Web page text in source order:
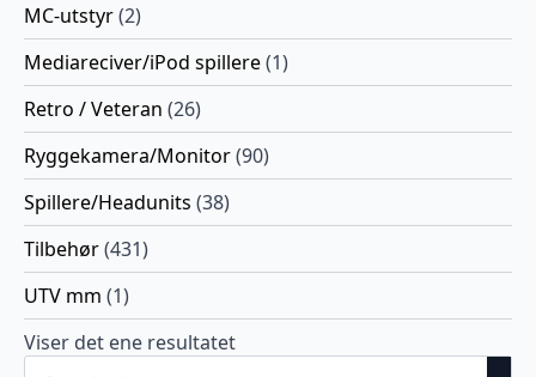
MC-utstyr(2)
Mediareciver/iPod spillere(1)
Retro / Veteran (26)
Ryggekamera/Monitor(90)
Spillere/Headunits (38)
Tilbehør(431)
UTV mm (1)
Viser det ene resultatet